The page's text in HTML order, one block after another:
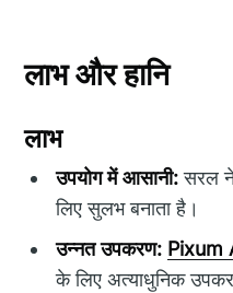
लाभ और हानि
लाभ
उपयोग में आसानी:सरल
लिए सुलभ बनाता है।
उन्नत उपकरण: Pixum
के लिए अत्याधुनिक